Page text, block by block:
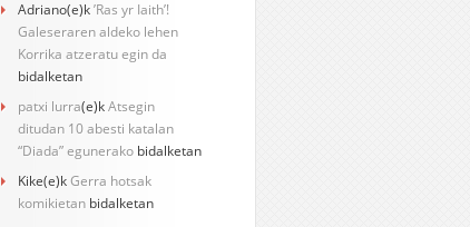
Adriano(e)k’Ras yr Iaith’!
Galeseraren aldeko lehen
Korrika atzeratu egin da
bidalketan
patxi lurra(e)kAtsegin
ditudan 10 abesti katalan
“Diada” egunerako bidalketan
Kike(e)kGerra hotsak
komikietan bidalketan